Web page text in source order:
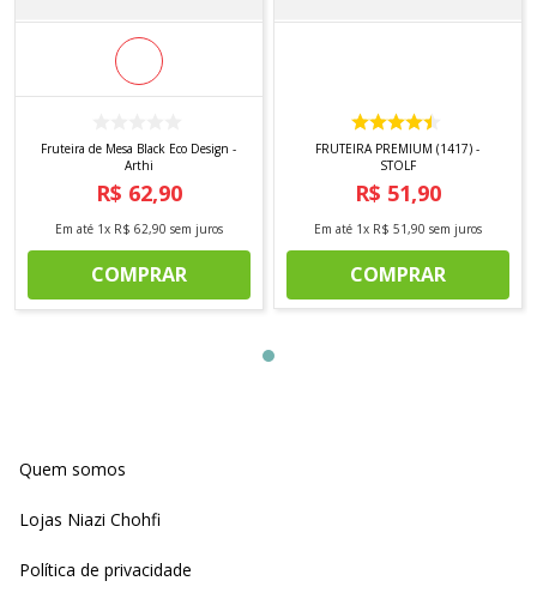
Fruteira de Mesa Black Eco Design -
Arthi
R$ 62,90
Em até 1x R$ 62,90 sem juros
COMPRAR
FRUTEIRA PREMIUM (1417) -
STOLF
R$ 51,90
Em até 1x R$ 51,90 sem juros
COMPRAR
Quem somos
Lojas Niazi Chohfi
Política de privacidade